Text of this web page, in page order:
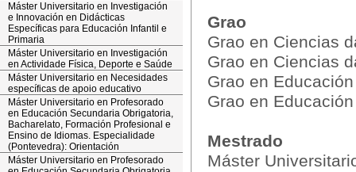
Máster Universitario en Investigación
e Innovación en Didácticas
Específicas para Educación Infantil e
Primaria
Máster Universitario en Investigación
en Actividade Física, Deporte e Saúde
Máster Universitario en Necesidades
específicas de apoio educativo
Máster Universitario en Profesorado
en Educación Secundaria Obrigatoria,
Bacharelato, Formación Profesional e
Ensino de Idiomas. Especialidade
(Pontevedra): Orientación
Máster Universitario en Profesorado
Grao
Grao en Ciencias
Grao en Ciencias
Grao en
Grao en
Mestrado
Máster